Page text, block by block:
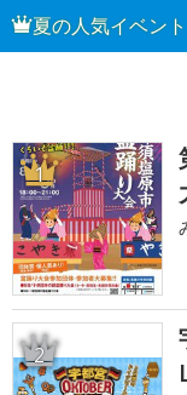
夏の人気イベン
1
2